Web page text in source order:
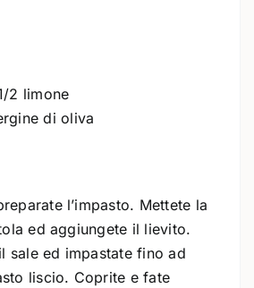
2 limone
di oliva
l’impasto. Mettete la
ed aggiungete il lievito.
sale ed impastate fino ad
liscio. Coprite e fate